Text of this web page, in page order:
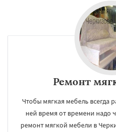
Ремонт
Чтобы мягкая мебель всегда
ней время от времени надо
ремонт мягкой мебели в